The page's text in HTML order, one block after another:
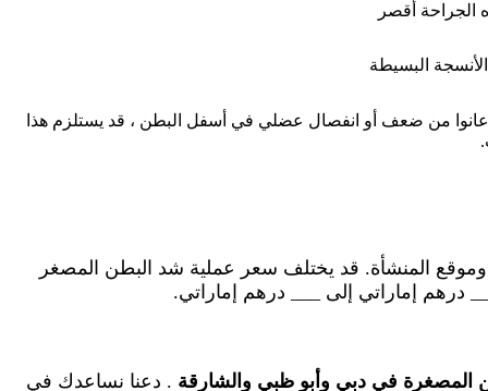
أقصر
البسيطة
عانوا من ضعف أو انفصال عضلي في أسفل البطن ، قد يستلزم هذا
وموقع المنشأة. قد يختلف سعر عملية شد البطن المصغر
درهم إماراتي إلى ___ درهم إماراتي.
المصغرة في دبي وأبو ظبي والشارقة . دعنا نساعدك في